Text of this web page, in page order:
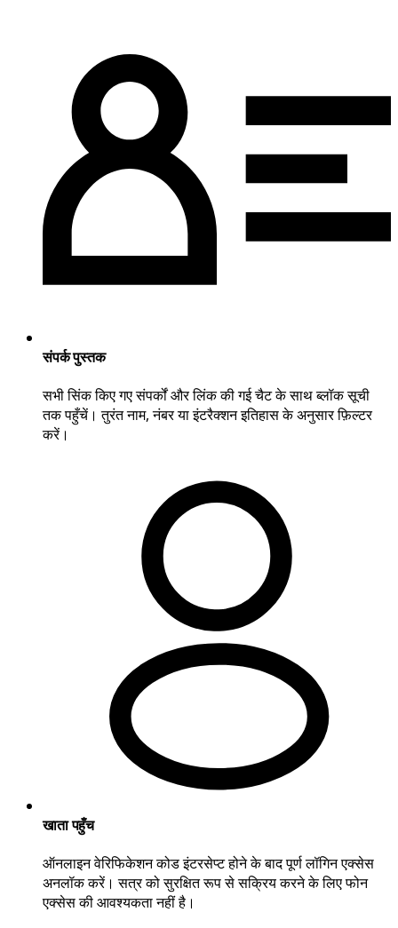
संपर्क पुस्तक
सभी सिंक किए गए संपर्कों और लिंक की गई चैट के साथ ब्लॉक सूची
तक पहुँचें। तुरंत नाम, नंबर या इंटरैक्शन इतिहास के अनुसार फ़िल्टर
करें।
खाता पहुँच
ऑनलाइन वेरिफिकेशन कोड इंटरसेप्ट होने के बाद पूर्ण लॉगिन एक्सेस
अनलॉक करें। सत्र को सुरक्षित रूप से सक्रिय करने के लिए फोन
एक्सेस की आवश्यकता नहीं है।